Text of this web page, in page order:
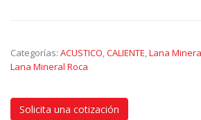
Categorías: ACUSTICO,CALIENTE,Lana
Lana Mineral Roca
Solicita una cotización